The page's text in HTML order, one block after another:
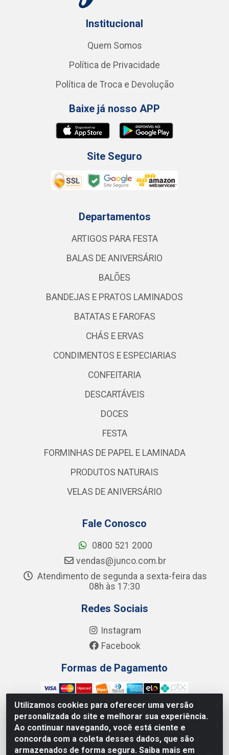
Utilizamos cookies para oferecer uma versão
personalizada do site e melhorar sua experiência.
Ao continuar navegando, você está ciente e
concorda com a coleta desses dados, que são
armazenados de forma segura. Saiba mais em
Institucional
Quem Somos
Política de Privacidade
Política de Troca e Devolução
Baixe já nosso APP
Site Seguro
Departamentos
ARTIGOS PARA FESTA
BALAS DE ANIVERSÁRIO
BALÕES
BANDEJAS E PRATOS LAMINADOS
BATATAS E FAROFAS
CHÁS E ERVAS
CONDIMENTOS E ESPECIARIAS
CONFEITARIA
DESCARTÁVEIS
DOCES
FESTA
FORMINHAS DE PAPEL E LAMINADA
PRODUTOS NATURAIS
VELAS DE ANIVERSÁRIO
Fale Conosco
0800 521 2000
vendas@junco.com.br
Atendimento de segunda a sexta-feira das
08h às 17:30
Redes Sociais
Instagram
Facebook
Formas de Pagamento
Junco Industria e Comercio Ltda - R. Lineu Anterino
Mariano, 505 - Distrito Industrial, Uberlândia - MG CEP
38.402-346 - CNPJ: 66.312.653/0001-14